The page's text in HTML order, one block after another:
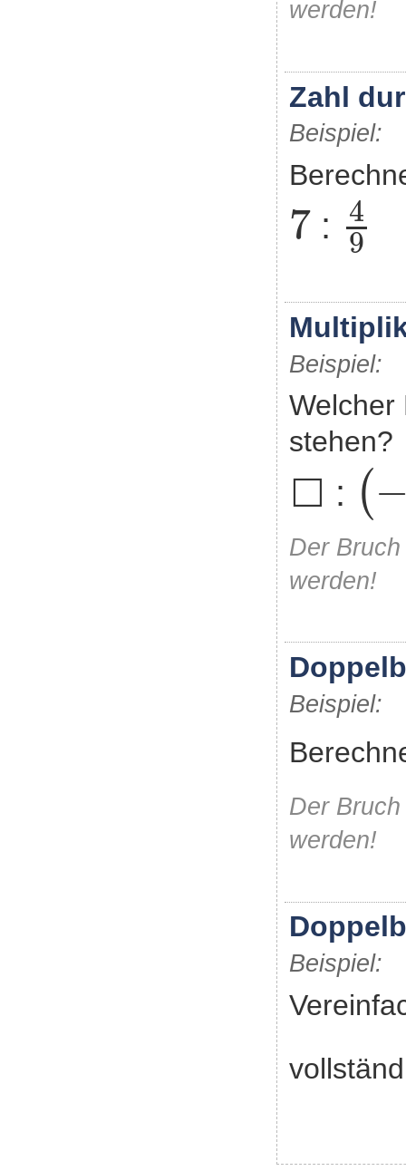
werden!
Zahl
Beispiel:
7
7 :
4
9
49
Beispiel:
Welcher
stehen?
⬜ : (
(-
Der
werden!
Beispiel:
Der
werden!
Beispiel: